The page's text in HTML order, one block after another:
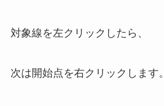
対象線を左クリックしたら、
次は開始点を右クリックします。